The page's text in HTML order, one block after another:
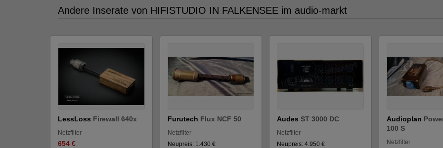
Andere Inserate von HIFISTUDIO IN FALKENSEE im audio-markt
LessLoss Firewall 640x
Netzfilter
654 €
Furutech Flux NCF 50
Netzfilter
Neupreis: 1.430 €
AudesST 3000 DC
Netzfilter
Neupreis: 4.950 €
Audioplan
100 S
Netzfilter